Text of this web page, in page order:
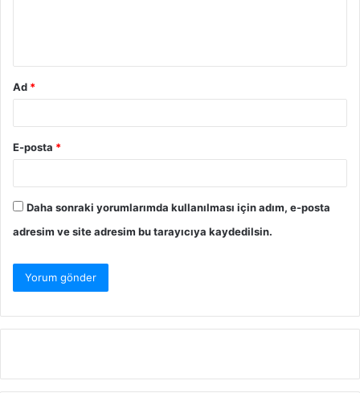
Ad *
E-posta *
Daha sonraki yorumlarımda kullanılması için adım, e-posta
adresim ve site adresim bu tarayıcıya kaydedilsin.